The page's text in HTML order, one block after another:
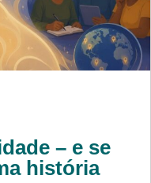
– e se
história